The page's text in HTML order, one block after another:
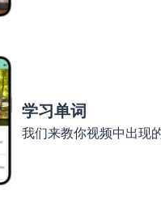
学习单词
我们来教你视频中出现